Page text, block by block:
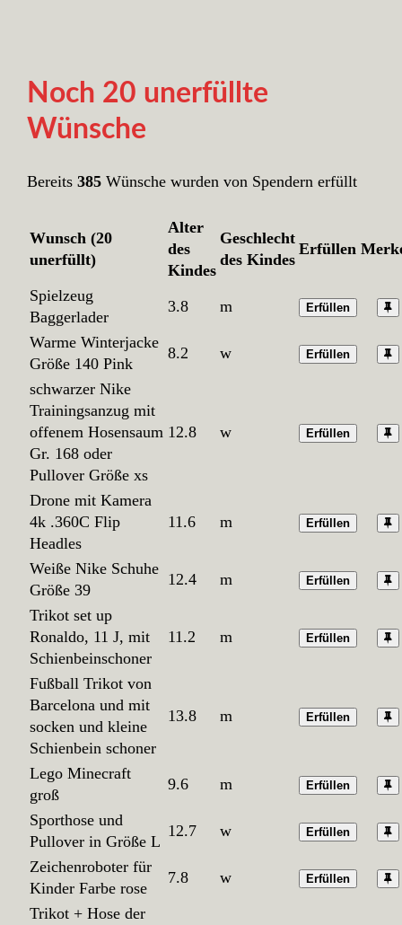
Noch 20 unerfüllte
Wünsche
Bereits 385Wünsche wurden von Spendern erfüllt
Wunsch (20
unerfüllt)
Alter
des
Kindes
Geschlecht
des Kindes
Erfüllen
Spielzeug
Baggerlader
3.8 m Erfüllen
Warme Winterjacke
Größe 140 Pink
8.2 w Erfüllen
schwarzer Nike
Trainingsanzug mit
offenem Hosensaum
Gr. 168 oder
Pullover Größe xs
12.8 w Erfüllen
Drone mit Kamera
4k .360C Flip
Headles
11.6 m Erfüllen
Weiße Nike Schuhe
Größe 39
12.4 m Erfüllen
Trikot set up
Ronaldo, 11 J, mit
Schienbeinschoner
11.2 m Erfüllen
Fußball Trikot von
Barcelona und mit
socken und kleine
Schienbein schoner
13.8 m Erfüllen
Lego Minecraft
groß
9.6 m Erfüllen
Sporthose und
Pullover in Größe L
12.7 w Erfüllen
Zeichenroboter für
Kinder Farbe rose
7.8 w Erfüllen
Trikot + Hose der